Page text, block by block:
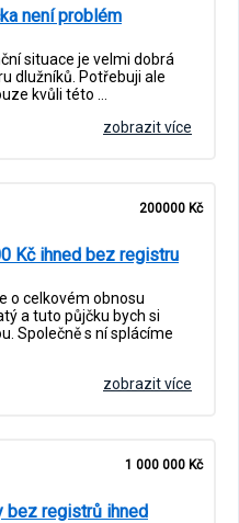
není problém
situace je velmi dobrá
dlužníků. Potřebuji ale
kvůli této …
zobrazit více
200000 Kč
Kč ihned bez registru
o celkovém obnosu
a tuto půjčku bych si
Společně s ní splácíme
zobrazit více
1 000 000 Kč
bez registrů ihned